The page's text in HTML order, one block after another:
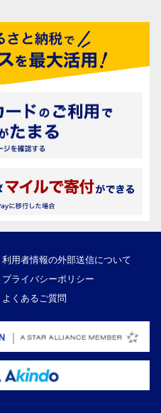
利用者情報の外部送信について
プライバシーポリシー
よくあるご質問